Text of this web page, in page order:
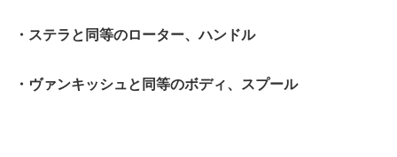
・ステラと同等のローター、ハンドル
・ヴァンキッシュと同等のボディ、スプール